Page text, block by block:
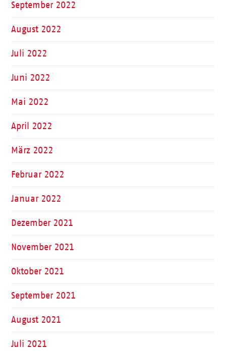
September 2022
August 2022
Juli 2022
Juni 2022
Mai 2022
April 2022
März 2022
Februar 2022
Januar 2022
Dezember 2021
November 2021
Oktober 2021
September 2021
August 2021
Juli 2021